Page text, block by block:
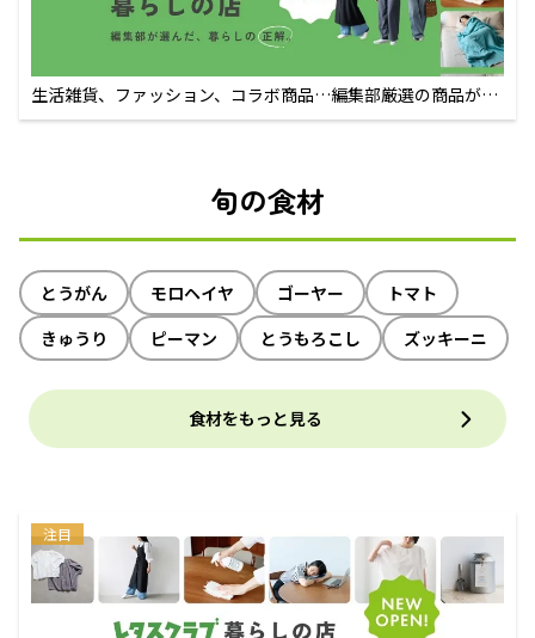
生活雑貨、ファッション、コラボ商品…編集部厳選の商品が買
えるECサイト
旬の食材
とうがん モロヘイヤ ゴーヤー
トマト
きゅうり
ピーマン とうもろこし ズッキーニ
食材をもっと見る
注目